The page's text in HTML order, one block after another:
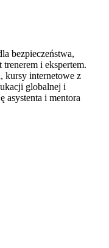
bezpieczeństwa,
i ekspertem.
kursy internetowe z
globalnej i
asystenta i mentora